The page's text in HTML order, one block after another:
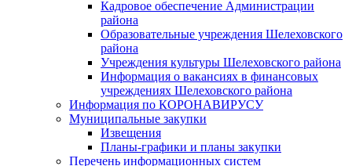
Кадровое обеспечение Администрации
района
Образовательные учреждения Шелеховского
района
Учреждения культуры Шелеховского района
Информация о вакансиях в финансовых
учреждениях Шелеховского района
Информация по КОРОНАВИРУСУ
Муниципальные закупки
Извещения
Планы-графики и планы закупки
Перечень информационных систем